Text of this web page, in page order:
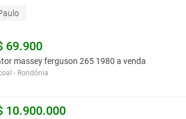
69.900
massey ferguson 265 1980 a venda
- Rondônia
10.900.000